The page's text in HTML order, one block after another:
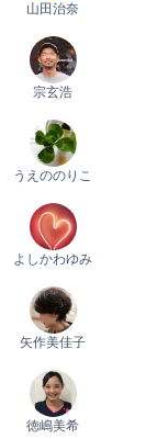
山田治奈
宗玄浩
うえののりこ
よしかわゆみ
矢作美佳子
徳嶋美希
10ヵ月
パパ